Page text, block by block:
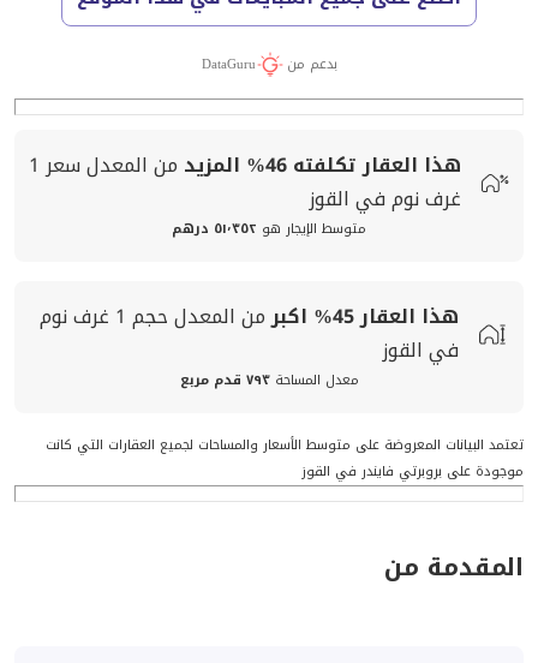
بدعم من DataGuru
هذا العقار تكلفته46% المزيد من المعدلسعر 1
غرف نوم في القوز
متوسط الإيجار هو ٥١٬٣٥٢ درهم
هذا العقار45% اكبر من المعدل حجم
1 غرف نوم
في القوز
معدل المساحة ٧٩٣ قدم مربع
تعتمد البيانات المعروضة على متوسط الأسعار والمساحات لجميع العقارات التي كانت
موجودة على بروبرتي فايندر في القوز
المقدمة من